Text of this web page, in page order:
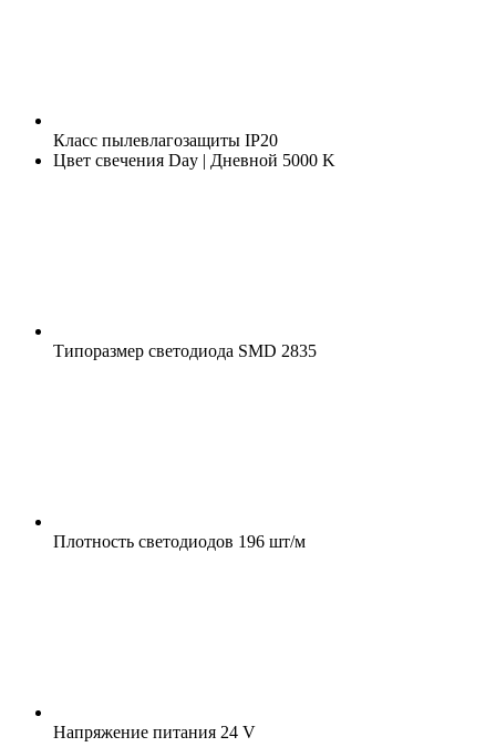
Класс пылевлагозащиты IP20
Цвет свечения Day | Дневной 5000 K
Типоразмер светодиода SMD 2835
Плотность светодиодов 196 шт/м
Напряжение питания 24 V